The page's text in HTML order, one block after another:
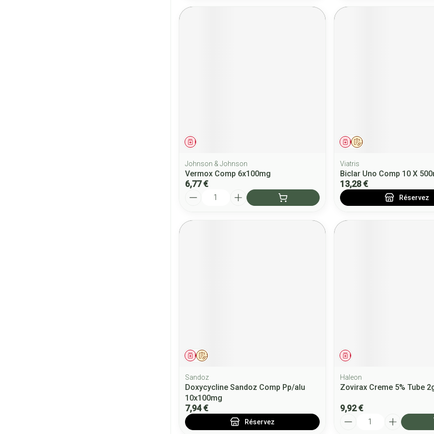
Médicament
Johnson & Johnson
Vermox Comp 6x100mg
6,77 €
Sur prescription
Médicament
Viatris
Biclar Uno Comp 10 X
13,28 €
Réservez
Sur prescription
Médicament
Sandoz
Doxycycline Sandoz Comp Pp/alu
10x100mg
7,94 €
Réservez
Médicament
Haleon
Zovirax Creme 5% Tube
9,92 €
Quantité